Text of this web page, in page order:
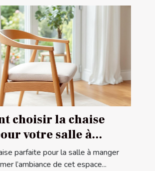
choisir la chaise
votre salle à
parfaite pour la salle à manger
l’ambiance de cet espace...